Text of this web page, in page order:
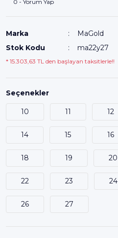
0 - Yorum Yap
Marka
MaGold
Stok Kodu
ma22y27
* 15.303,63 TL den başlayan taksitlerle!!
Seçenekler
10 11 12
14 15 16
18 19 20
22 23 24
26 27